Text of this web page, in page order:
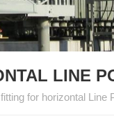
LINE
for horizontal Line